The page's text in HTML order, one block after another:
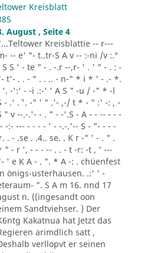
Kreisblatt
August , Seite 4
Kreisblattie -- r---
-- e' "- t..tr-S A v -- :-ni /v :.°
S S ' - te " - . -.r --,r- ' . ' " - . : -
t'- . . - " . . .. - n-" * i * ' - .- *.
'. -':' - -i .:-' ' A S " -u / -" * -l
- .' .´ '. -" ' " .'- ,-/ t * - " :' -: , -
" v --.-.'- - . " - -'.S - A - - -- - - -
-:- --- - - - - ' - -.-.'-- S - "- - - -
. - .se . .4.. se. . K r -" ' - . " .
" - r ', - - - -- . . - t -r: -t , ' ---
' e K A - . ". * A -: . chüenfest
önigs-usterhausen. .:' ' -
". S A m 16. nnd 17
n. ((ingesandt oon
Sandtviehser. ) Der
Kakatnua hat Jetzt das
arimdlich satt ,
verllopvt er seinen